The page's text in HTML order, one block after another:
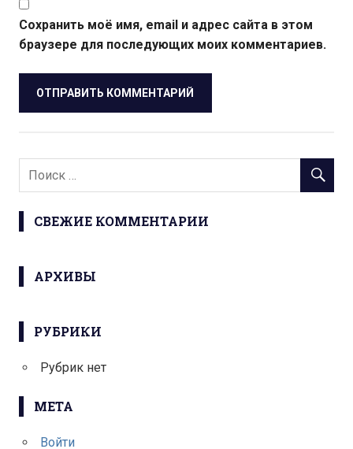
Сохранить моё имя, email и адрес сайта в этом
браузере для последующих моих комментариев.
СВЕЖИЕ КОММЕНТАРИИ
АРХИВЫ
РУБРИКИ
Рубрик нет
МЕТА
Войти